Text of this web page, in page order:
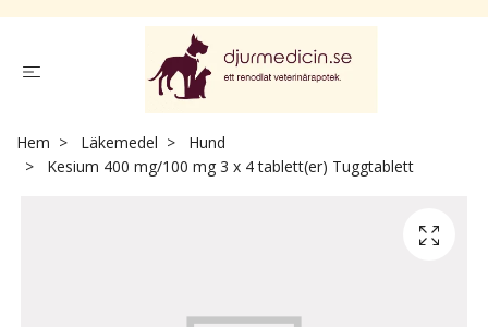
Hem Läkemedel
Hund
Kesium 400 mg/100 mg 3 x 4 tablett(er) Tuggtablett